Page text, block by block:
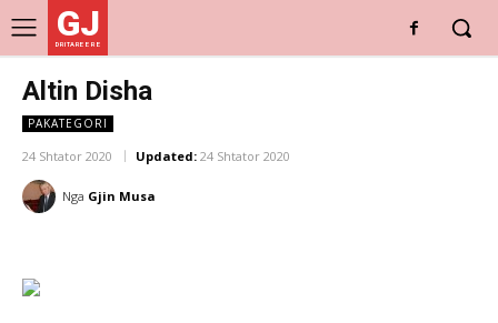
GJ
DRITARE E RE
Altin Disha
PAKATEGORI
24 Shtator 2020 Updated: 24 Shtator 2020
Nga Gjin Musa